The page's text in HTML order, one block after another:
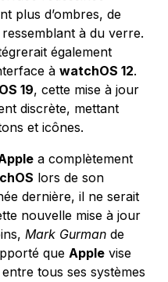
plus d’ombres, de
à du verre.
également
à watchOS 12.
19, cette mise à jour
discrète, mettant
et icônes.
a complètement
lors de son
dernière, il ne serait
nouvelle mise à jour
Mark Gurman de
que Apple vise
tous ses systèmes